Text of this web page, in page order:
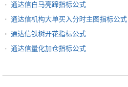
通达信白马亮蹄指标公式
通达信机构大单买入分时主图指标公式
通达信铁树开花指标公式
通达信量化加仓指标公式